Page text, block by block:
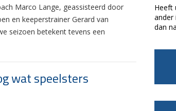
Marco Lange, geassisteerd door
en keeperstrainer Gerard van
seizoen betekent tevens een
wat speelsters
Heeft
ander
dan